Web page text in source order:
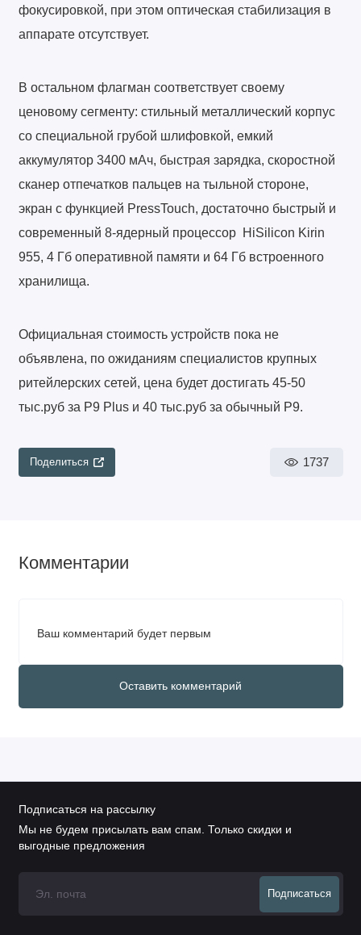
фокусировкой, при этом оптическая стабилизация в
аппарате отсутствует.
В остальном флагман соответствует своему
ценовому сегменту: стильный металлический корпус
со специальной грубой шлифовкой, емкий
аккумулятор 3400 мАч, быстрая зарядка, скоростной
сканер отпечатков пальцев на тыльной стороне,
экран с функцией PressTouch, достаточно быстрый и
современный 8-ядерный процессор HiSilicon Kirin
955, 4 Гб оперативной памяти и 64 Гб встроенного
хранилища.
Официальная стоимость устройств пока не
объявлена, по ожиданиям специалистов крупных
ритейлерских сетей, цена будет достигать 45-50
тыс.руб за P9 Plus и 40 тыс.руб за обычный P9.
Поделиться 1737
Комментарии
Ваш комментарий будет первым
Оставить комментарий
Подписаться на рассылку
Мы не будем присылать вам спам. Только скидки и
выгодные предложения
Подписаться